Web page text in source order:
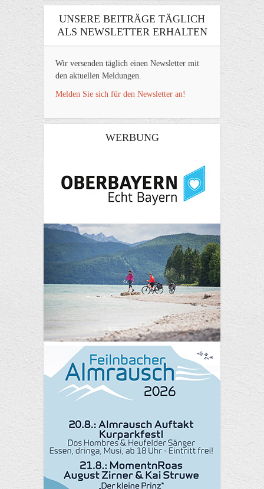
UNSERE BEITRÄGE TÄGLICH
ALS NEWSLETTER ERHALTEN
Wir versenden täglich einen Newsletter mit
den aktuellen Meldungen.
Melden Sie sich für den Newsletter an!
WERBUNG